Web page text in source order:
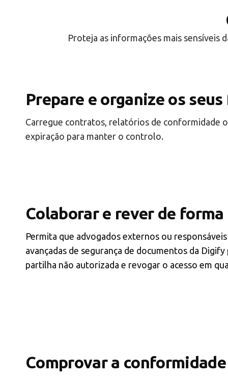
Proteja as informações mais sensíveis
Prepare e organize os
Carregue contratos, relatórios de conformidade
expiração para manter o controlo.
Colaborar e rever de forma
Permita que advogados externos ou
avançadas de segurança de documentos da
partilha não autorizada e revogar o acesso em
Comprovar a